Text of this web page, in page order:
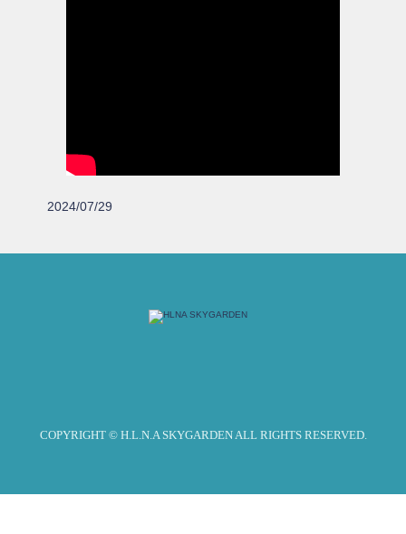
2024/07/29
COPYRIGHT © H.L.N.A SKYGARDEN ALL RIGHTS RESERVED.